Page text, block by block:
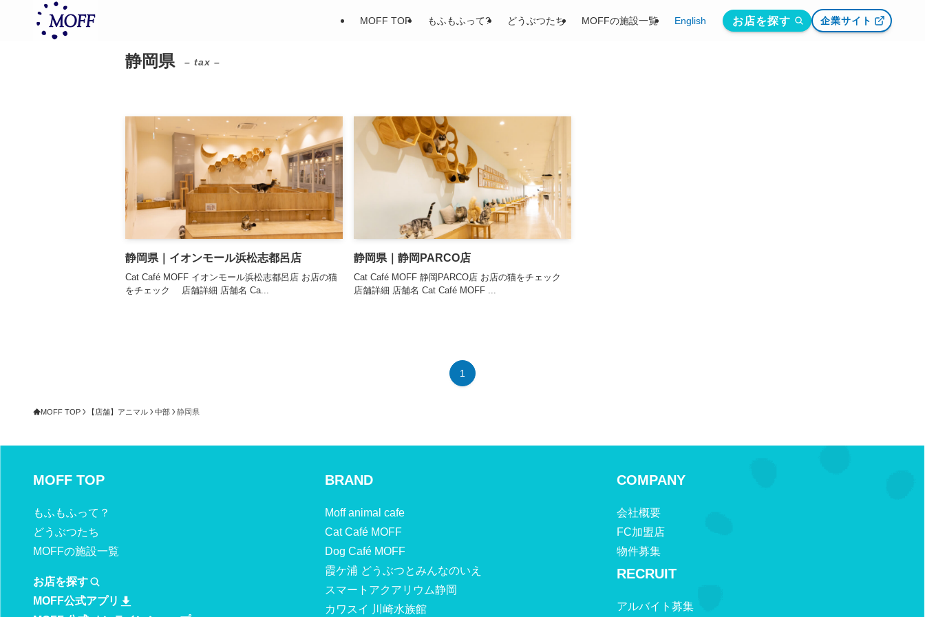
MOFF TOP もふもふって? どうぶつたち MOFFの施設一覧 English お店を探す 企業サイト
静岡県 – tax –
静岡県｜イオンモール浜松志都呂店
Cat Café MOFF イオンモール浜松志都呂店 お店の猫
をチェック 店舗詳細 店舗名 Ca...
静岡県｜静岡PARCO店
Cat Café MOFF 静岡PARCO店 お店の猫をチェック
店舗詳細 店舗名 Cat Café MOFF ...
1
MOFF TOP 【店舗】アニマル 中部 静岡県
MOFF TOP
もふもふって？
どうぶつたち
MOFFの施設一覧
お店を探す
MOFF公式アプリ
BRAND
Moff animal cafe
Cat Café MOFF
Dog Café MOFF
霞ケ浦 どうぶつとみんなのいえ
スマートアクアリウム静岡
カワスイ 川崎水族館
COMPANY
会社概要
FC加盟店
物件募集
RECRUIT
アルバイト募集